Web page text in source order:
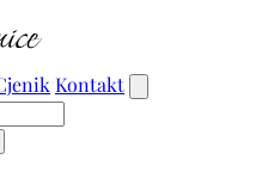
Kontakt